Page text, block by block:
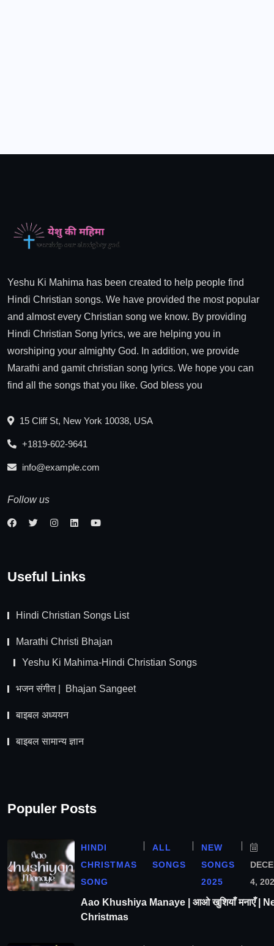
Yeshu Ki Mahima has been created to help people find
Hindi Christian songs. We have provided the most popular
and almost every Christian song we know. By providing
Hindi Christian Song lyrics, we are helping you in
worshiping your almighty God. In addition, we provide
Marathi and gamit christian song lyrics. We hope you can
find all the songs that you like. God bless you
15 Cliff St, New York 10038, USA
+1819-602-9641
info@example.com
Follow us
Useful Links
Hindi Christian Songs List
Marathi Christi Bhajan
Yeshu Ki Mahima-Hindi Christian Songs
भजन संगीत | Bhajan Sangeet
बाइबल अध्ययन
बाइबल सामान्य ज्ञान
Populer Posts
HINDI
CHRISTMAS
SONG
ALL
SONGS
NEW
SONGS
2025
4,
Aao Khushiya Manaye | आओ खुशियाँ मनाएँ |
Christmas